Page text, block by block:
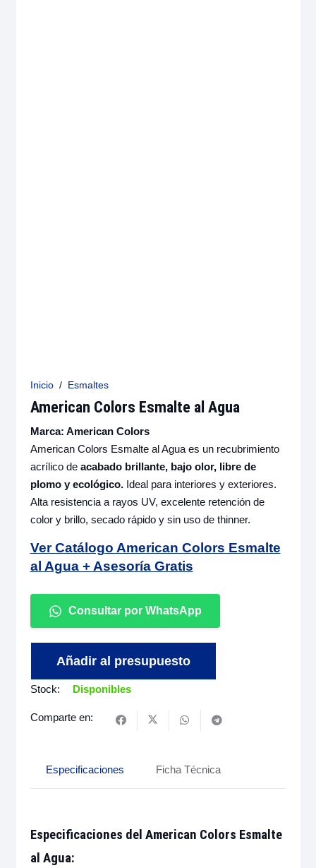
Inicio / Esmaltes
American Colors Esmalte al Agua
Marca: American Colors
American Colors Esmalte al Agua es un recubrimiento
acrílico de acabado brillante, bajo olor, libre de
plomo y ecológico.Ideal para interiores y exteriores.
Alta resistencia a rayos UV, excelente retención de
color y brillo, secado rápido y sin uso de thinner.
Ver Catálogo American Colors Esmalte
al Agua + Asesoría Gratis
Consultar por WhatsApp
Añadir al presupuesto
Stock: Disponibles
Comparte en:
Especificaciones Ficha Técnica
Especificaciones del American Colors Esmalte
al Agua: